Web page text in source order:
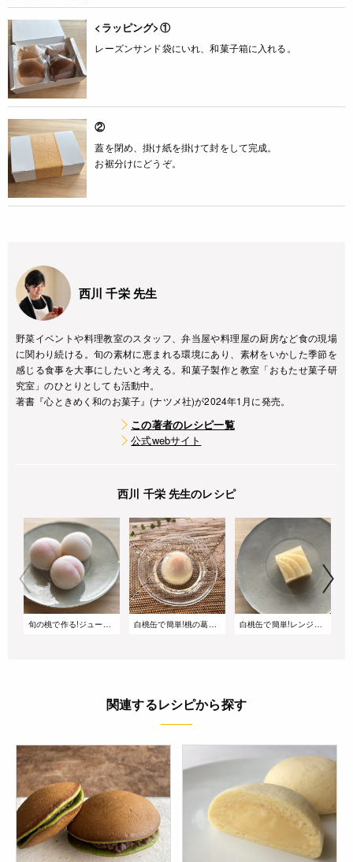
<ラッピング>①
レーズンサンド袋にいれ、和菓子箱に入れる。
②
蓋を閉め、掛け紙を掛けて封をして完成。
お裾分けにどうぞ。
西川 千栄 先生
野菜イベントや料理教室のスタッフ、弁当屋や料理屋の厨房など食の現場
に関わり続ける。旬の素材に恵まれる環境にあり、素材をいかした季節を
感じる食事を大事にしたいと考える。和菓子製作と教室「おもたせ菓子研
究室」のひとりとしても活動中。
著書『心ときめく和のお菓子』(ナツメ社)が2024年1月に発売。
この著者のレシピ一覧
公式webサイト
西川 千栄 先生のレシピ
旬の桃で作る!ジューシー桃大福 白桃缶で簡単!桃の葛まんじゅう 白桃缶で簡単!レンジだけで作る 贅沢な白桃羹
関連するレシピから探す